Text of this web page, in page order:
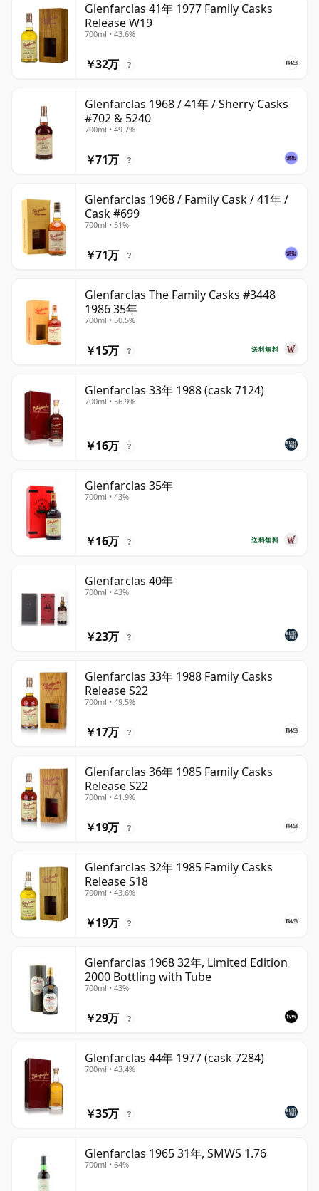
Glenfarclas 41年 1977 Family Casks
Release W19
700ml • 43.6%
￥32万 ?
Glenfarclas 1968 / 41年 / Sherry Casks
#702 & 5240
700ml • 49.7%
￥71万 ?
Glenfarclas 1968 / Family Cask / 41年 /
Cask #699
700ml • 51%
￥71万 ?
Glenfarclas The Family Casks #3448
1986 35年
700ml • 50.5%
送料無料
￥15万 ?
Glenfarclas 33年 1988 (cask 7124)
700ml • 56.9%
￥16万 ?
Glenfarclas 35年
700ml • 43%
送料無料
￥16万 ?
Glenfarclas 40年
700ml • 43%
￥23万 ?
Glenfarclas 33年 1988 Family Casks
Release S22
700ml • 49.5%
￥17万 ?
Glenfarclas 36年 1985 Family Casks
Release S22
700ml • 41.9%
￥19万 ?
Glenfarclas 32年 1985 Family Casks
Release S18
700ml • 43.6%
￥19万 ?
Glenfarclas 1968 32年, Limited Edition
2000 Bottling with Tube
700ml • 43%
￥29万 ?
Glenfarclas 44年 1977 (cask 7284)
700ml • 43.4%
￥35万 ?
Glenfarclas 1965 31年, SMWS 1.76
700ml • 64%